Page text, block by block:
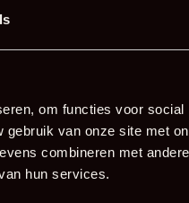
om functies voor
van onze site met
combineren met
hun services.